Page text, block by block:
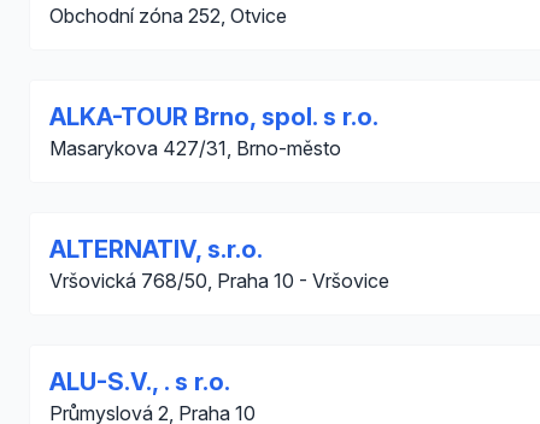
Obchodní zóna 252, Otvice
ALKA-TOUR Brno, spol. s r.o.
Masarykova 427/31, Brno-město
ALTERNATIV, s.r.o.
Vršovická 768/50, Praha 10 - Vršovice
ALU-S.V., . s r.o.
Průmyslová 2, Praha 10